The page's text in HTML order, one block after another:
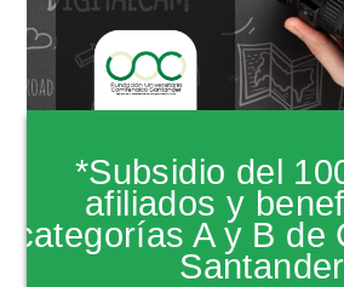
EDUCACIÓN
NOTICIAS
*Subsidio del
afiliados y
categorías A y B de